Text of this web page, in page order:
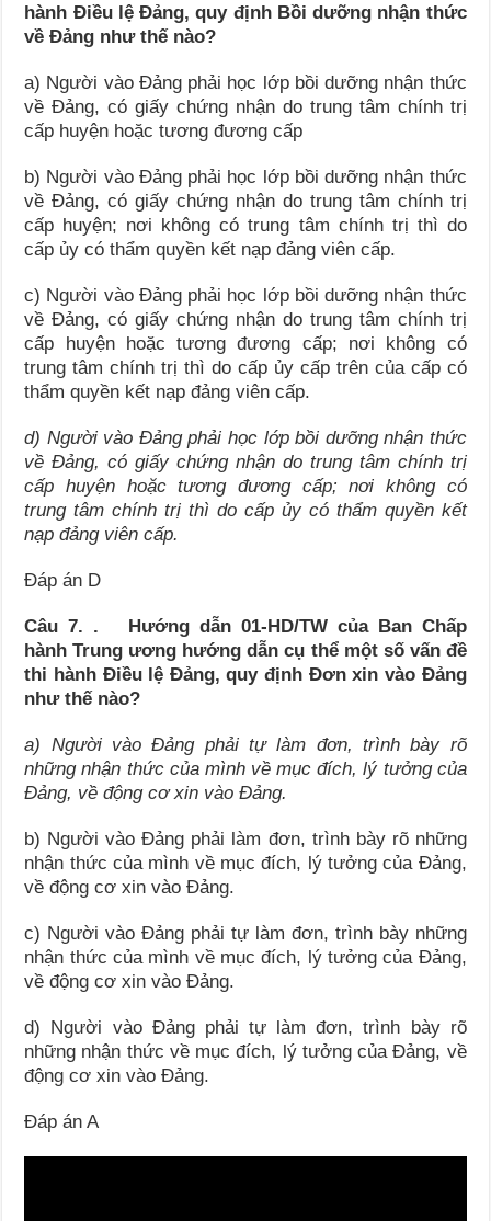
hành Điều lệ Đảng, quy định Bồi dưỡng nhận thức
về Đảng như thế nào?
a) Người vào Đảng phải học lớp bồi dưỡng nhận thức
về Đảng, có giấy chứng nhận do trung tâm chính trị
cấp huyện hoặc tương đương cấp
b) Người vào Đảng phải học lớp bồi dưỡng nhận thức
về Đảng, có giấy chứng nhận do trung tâm chính trị
cấp huyện; nơi không có trung tâm chính trị thì do
cấp ủy có thẩm quyền kết nạp đảng viên cấp.
c) Người vào Đảng phải học lớp bồi dưỡng nhận thức
về Đảng, có giấy chứng nhận do trung tâm chính trị
cấp huyện hoặc tương đương cấp; nơi không có
trung tâm chính trị thì do cấp ủy cấp trên của cấp có
thẩm quyền kết nạp đảng viên cấp.
d) Người vào Đảng phải học lớp bồi dưỡng nhận thức
về Đảng, có giấy chứng nhận do trung tâm chính trị
cấp huyện hoặc tương đương cấp; nơi không có
trungtâm chính trị thì do cấp ủy có thẩm quyền kết
nạp đảng viên cấp.
Đáp án D
Câu 7. . Hướng dẫn 01-HD/TW của Ban Chấp
hành Trung ương hướng dẫn cụ thể một số vấn đề
thi hành Điều lệ Đảng, quy định Đơn xin vào Đảng
như thế nào?
a) Người vào Đảng phải tự làm đơn, trình bày rõ
những nhận thức của mình về mục đích, lý tưởng của
Đảng, về động cơ xin vào Đảng.
b) Người vào Đảng phải làm đơn, trình bày rõ những
nhận thức của mình về mục đích, lý tưởng của Đảng,
về động cơ xin vào Đảng.
c) Người vào Đảng phải tự làm đơn, trình bày những
nhận thức của mình về mục đích, lý tưởng của Đảng,
về động cơ xin vào Đảng.
d) Người vào Đảng phải tự làm đơn, trình bày rõ
những nhận thức về mục đích, lý tưởng của Đảng, về
động cơ xin vào Đảng.
Đáp án A